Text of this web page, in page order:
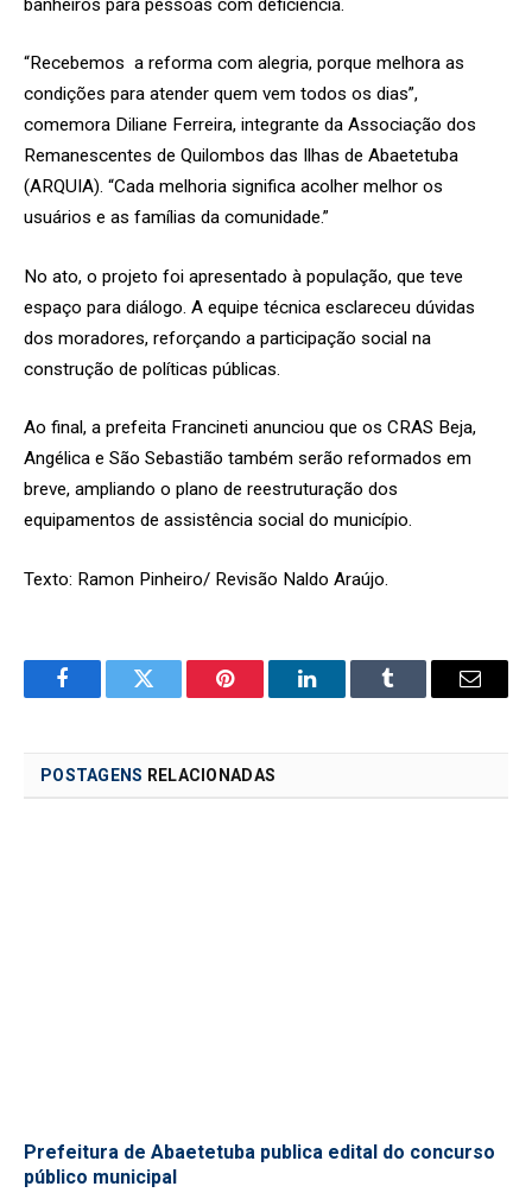
“Recebemos a reforma com alegria, porque melhora as
condições para atender quem vem todos os dias”,
comemora Diliane Ferreira, integrante da Associação dos
Remanescentes de Quilombos das Ilhas de Abaetetuba
(ARQUIA). “Cada melhoria significa acolher melhor os
usuários e as famílias da comunidade.”
No ato, o projeto foi apresentado à população, que teve
espaço para diálogo. A equipe técnica esclareceu dúvidas
dos moradores, reforçando a participação social na
construção de políticas públicas.
Ao final, a prefeita Francineti anunciou que os CRAS Beja,
Angélica e São Sebastião também serão reformados em
breve, ampliando o plano de reestruturação dos
equipamentos de assistência social do município.
Texto: Ramon Pinheiro/ Revisão Naldo Araújo.
FacebookTwitter Pinterest LinkedInTumblr Email
POSTAGENS RELACIONADAS
Prefeitura de Abaetetuba publica edital do concurso
público municipal